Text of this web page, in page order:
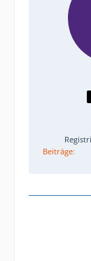
Beiträge